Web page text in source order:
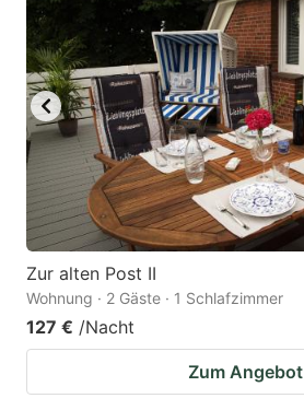
Zur alten Post II
Wohnung · 2 Gäste · 1 Schlafzimmer
127 € /Nacht
Zum Angebot